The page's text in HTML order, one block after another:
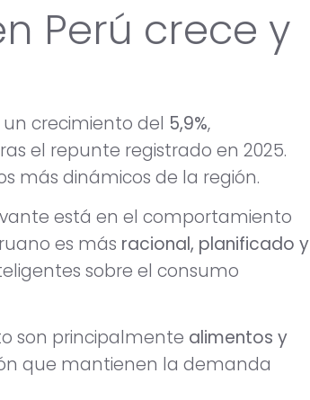
Perú crece y
un crecimiento del 5,9%,
el repunte registrado en 2025.
más dinámicos de la región.
está en el comportamiento
es más racional, planificado y
sobre el consumo
son principalmente alimentos y
que mantienen la demanda